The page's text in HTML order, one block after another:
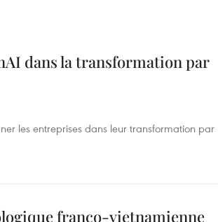
dans la transformation par
les entreprises dans leur transformation par
franco-vietnamienne